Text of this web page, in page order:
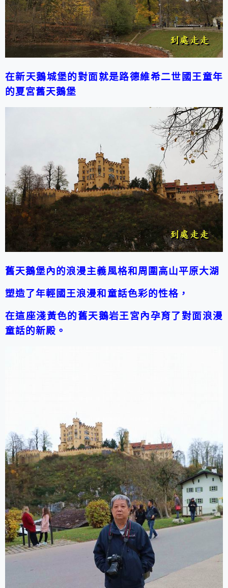
在新天鵝城堡的對面就是路德維希二世國王童年
的夏宮舊天鵝堡
舊天鵝堡內的浪漫主義風格和周圍高山平原大湖
塑造了年輕國王浪漫和童話色彩的性格，
在這座淺黃色的舊天鵝岩王宮內孕育了對面浪漫
童話的新殿。